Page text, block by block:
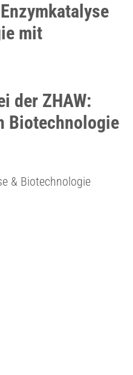
mit
der ZHAW:
Biotechnologie
& Biotechnologie